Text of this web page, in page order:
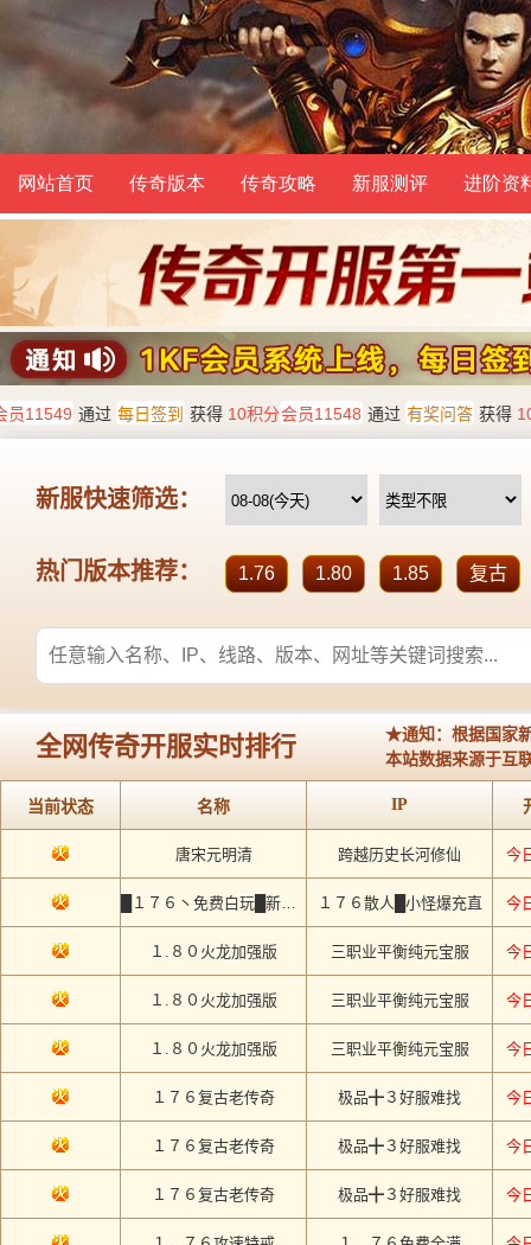
网站首页 传奇版本 传奇攻略 新服测评 进阶资